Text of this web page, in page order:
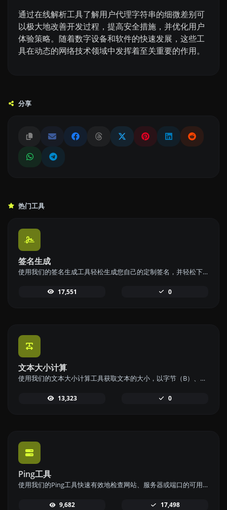
通过在线解析工具了解用户代理字符串的细微差别可
以极大地改善开发过程，提高安全措施，并优化用户
体验策略。随着数字设备和软件的快速发展，这些工
具在动态的网络技术领域中发挥着至关重要的作用。
分享
热门工具
签名生成
使用我们的签名生成工具轻松生成您自己的定制签名，并轻松下载，实现个性化签名。
17,551 0
文本大小计算
使用我们的文本大小计算工具获取文本的大小，以字节（B）、千字节（KB）或兆字节（MB）表示。
13,323 0
Ping工具
使用我们的Ping工具快速有效地检查网站、服务器或端口的可用性和响应时间。
9,682 17,498